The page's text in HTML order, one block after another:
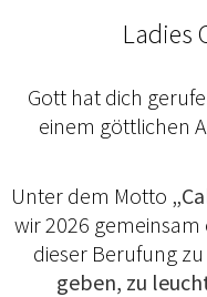
Ladies
Gott hat dich
einem göttlichen
Unter dem Motto
wir 2026
dieser Berufung
geben, zu